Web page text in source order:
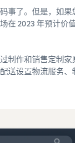
事了。但是，如
在 2023 年预计价
制作和销售定制
送设置物流服务